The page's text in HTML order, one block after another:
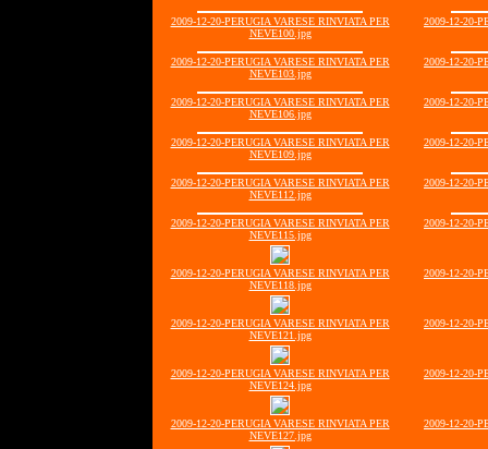
2009-12-20-PERUGIA VARESE RINVIATA PER
NEVE100.jpg
2009-12-20-
2009-12-20-PERUGIA VARESE RINVIATA PER
NEVE103.jpg
2009-12-20-
2009-12-20-PERUGIA VARESE RINVIATA PER
NEVE106.jpg
2009-12-20-
2009-12-20-PERUGIA VARESE RINVIATA PER
NEVE109.jpg
2009-12-20-
2009-12-20-PERUGIA VARESE RINVIATA PER
NEVE112.jpg
2009-12-20-
2009-12-20-PERUGIA VARESE RINVIATA PER
NEVE115.jpg
2009-12-20-
2009-12-20-PERUGIA VARESE RINVIATA PER
NEVE118.jpg
2009-12-20-
2009-12-20-PERUGIA VARESE RINVIATA PER
NEVE121.jpg
2009-12-20-
2009-12-20-PERUGIA VARESE RINVIATA PER
NEVE124.jpg
2009-12-20-
2009-12-20-PERUGIA VARESE RINVIATA PER
NEVE127.jpg
2009-12-20-